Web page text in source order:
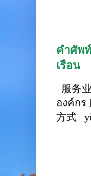
คำศัพ
เรือน
服务
องค์กร
方式